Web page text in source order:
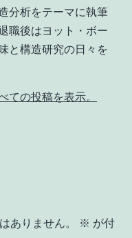
分析をテーマに執筆
職後はヨット・ボー
と構造研究の日々を
ての投稿を表示。
ありません。 ※ が付